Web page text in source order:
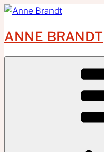
Zum
springen
ANNE BRANDT